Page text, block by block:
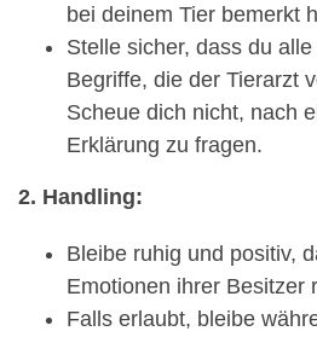
bei deinem Tier bemerkt
Stelle sicher, dass du
Begriffe, die der Tierarzt
Scheue dich nicht, nach
Erklärung zu fragen.
2. Handling:
Bleibe ruhig und positiv,
Emotionen ihrer Besitzer
Falls erlaubt, bleibe